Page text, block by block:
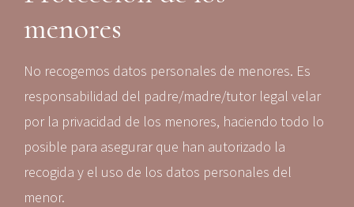
menores
No recogemos datos personales de menores. Es
responsabilidad del padre/madre/tutor legal velar
por la privacidad de los menores, haciendo todo lo
posible para asegurar que han autorizado la
recogida y el uso de los datos personales del
menor.